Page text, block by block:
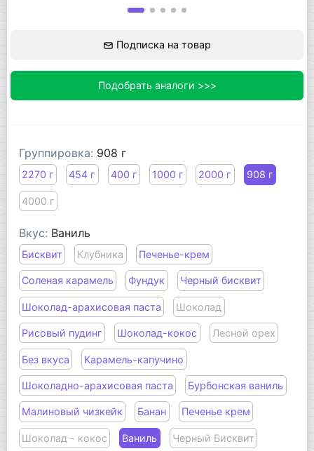
Подписка на товар
Подобрать аналоги >>>
Группировка: 908 г
2270 г 454 г 400 г 1000 г 2000 г 908 г
4000 г
Вкус: Ваниль
Бисквит Клубника Печенье-крем
Соленая карамель Фундук Черный бисквит
Шоколад-арахисовая паста Шоколад
Рисовый пудинг Шоколад-кокос Лесной орех
Без вкуса Карамель-капучино
Шоколадно-арахисовая паста Бурбонская ваниль
Малиновый чизкейк Банан Печенье крем
Шоколад - кокос Ваниль Черный Бисквит